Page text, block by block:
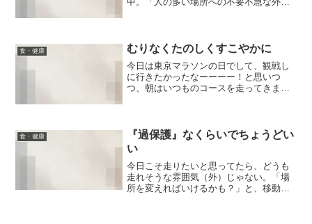
うことですね。私もライ...
食・健康 むりなくたのしくすこやかに
今日は東京マラソンの日でして、観戦し
に行きたかったなーーーー！と思いつ
つ、朝はいつものコースを走ってきまし
るだけで、デトックス＆チャ...
食・健康
『過保護』なくらいでちょうどい
い
今日こそ走りたいと思ってたら、どうも
走れそうな雰囲気（外）じゃない。「場
所を変えればいけるかも？」と、移動し